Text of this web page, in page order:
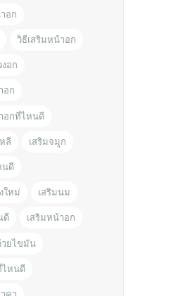
อก
วิธีเสริมหน้าอก
อก
อก
อกที่ไหนดี
ลี เสริมจมูก
นดี
ใหม่ เสริมนม
ดี เสริมหน้าอก
วยไขมัน
ไหนดี